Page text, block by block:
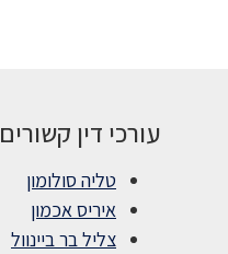
עורכי דין קשורים
טליה סולומון
איריס אכמון
צליל בר ביינוול